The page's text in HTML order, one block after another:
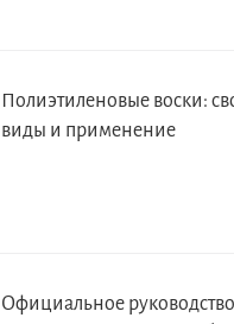
Полиэтиленовые воски:
виды и применение
Официальное